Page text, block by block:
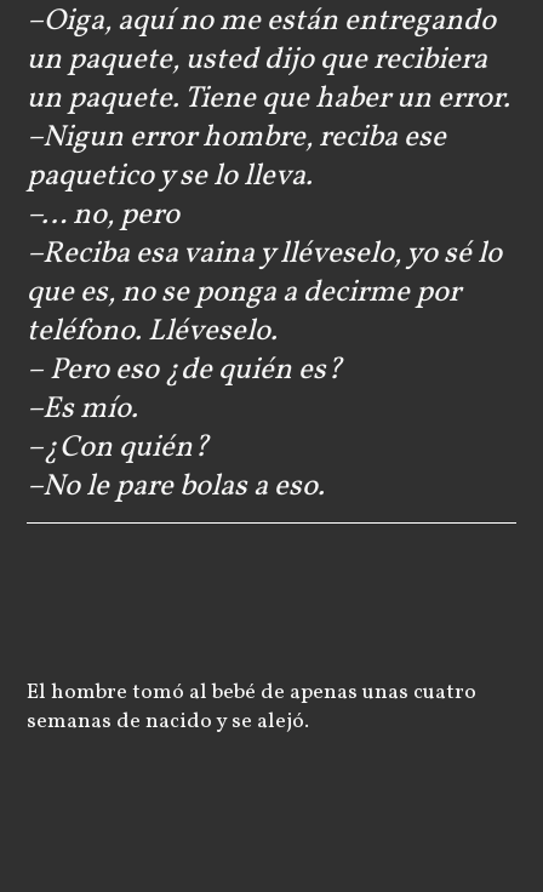
–Oiga, aquí no me están entregando
un paquete, usted dijo que recibiera
un paquete. Tiene que haber un error.
–Nigun error hombre, reciba ese
paquetico y se lo lleva.
–… no, pero
–Reciba esa vaina y lléveselo, yo sé lo
que es, no se ponga a decirme por
teléfono. Lléveselo.
– Pero eso ¿de quién es?
–Es mío.
–¿Con quién?
–No le pare bolas a eso.
El hombre tomó al bebé de apenas unas cuatro
semanas de nacido y se alejó.